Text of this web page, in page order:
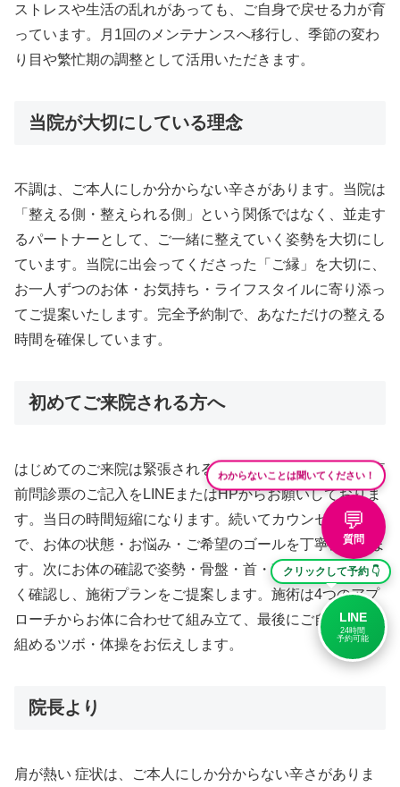
ストレスや生活の乱れがあっても、ご自身で戻せる力が育
っています。月1回のメンテナンスへ移行し、季節の変わ
り目や繁忙期の調整として活用いただきます。
当院が大切にしている理念
不調は、ご本人にしか分からない辛さがあります。当院は
「整える側・整えられる側」という関係ではなく、並走す
るパートナーとして、ご一緒に整えていく姿勢を大切にし
ています。当院に出会ってくださった「ご縁」を大切に、
お一人ずつのお体・お気持ち・ライフスタイルに寄り添っ
てご提案いたします。完全予約制で、あなただけの整える
時間を確保しています。
初めてご来院される方へ
はじめてのご来院は緊張されるかと思います。当院では事
前問診票のご記入をLINEまたはHPからお願いしておりま
す。当日の時間短縮になります。続いてカウンセリング
で、お体の状態・お悩み・ご希望のゴールを丁寧に伺いま
す。次にお体の確認で姿勢・骨盤・首・背中の状態を細か
く確認し、施術プランをご提案します。施術は4つのアプ
ローチからお体に合わせて組み立て、最後にご自宅で取り
組めるツボ・体操をお伝えします。
院長より
肩が熱い 症状は、ご本人にしか分からない辛さがありま
わからないことは聞いてください！
💬
質問
クリックして予約 👇
LINE
24時間
予約可能